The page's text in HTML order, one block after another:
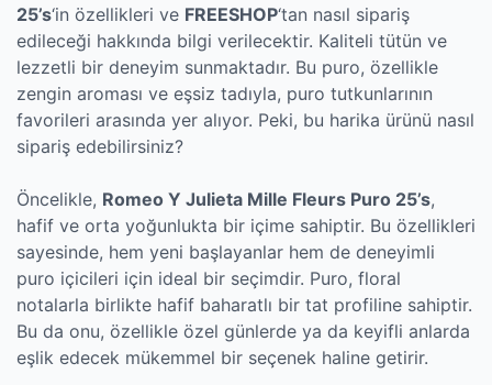
25’s‘in özellikleri ve FREESHOP‘tan nasıl sipariş
edileceği hakkında bilgi verilecektir. Kaliteli tütün ve
lezzetli bir deneyim sunmaktadır. Bu puro, özellikle
zengin aroması ve eşsiz tadıyla, puro tutkunlarının
favorileri arasında yer alıyor. Peki, bu harika ürünü nasıl
sipariş edebilirsiniz?
Öncelikle, Romeo Y Julieta Mille Fleurs Puro 25’s,
hafif ve orta yoğunlukta bir içime sahiptir. Bu özellikleri
sayesinde, hem yeni başlayanlar hem de deneyimli
puro içicileri için ideal bir seçimdir. Puro, floral
notalarla birlikte hafif baharatlı bir tat profiline sahiptir.
Bu da onu, özellikle özel günlerde ya da keyifli anlarda
eşlik edecek mükemmel bir seçenek haline getirir.